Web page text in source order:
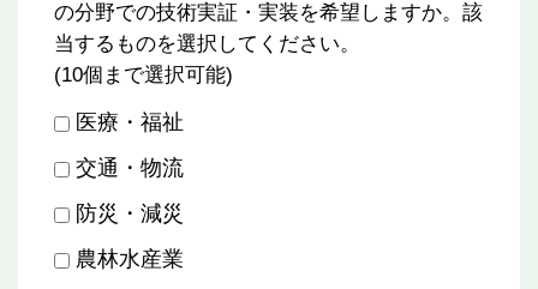
の分野での技術実証・実装を希望しますか。該
当するものを選択してください。
(10個まで選択可能)
医療・福祉
交通・物流
防災・減災
農林水産業